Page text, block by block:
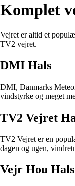
Komplet
Vejret er altid et
TV2 vejret.
DMI Hals
DMI, Danmarks
vindstyrke og meget
TV2 Vejret
TV2 Vejret er en
dagen og ugen,
Vejr Hou Hals